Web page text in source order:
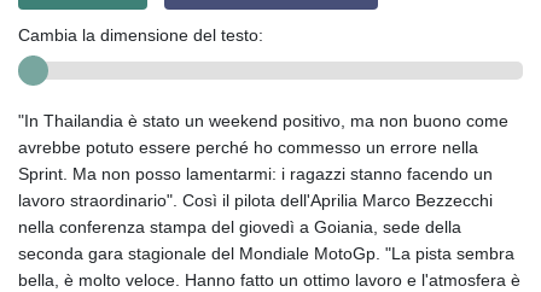
Cambia la dimensione del testo:
"In Thailandia è stato un weekend positivo, ma non buono come
avrebbe potuto essere perché ho commesso un errore nella
Sprint. Ma non posso lamentarmi: i ragazzi stanno facendo un
lavoro straordinario". Così il pilota dell'Aprilia Marco Bezzecchi
nella conferenza stampa del giovedì a Goiania, sede della
seconda gara stagionale del Mondiale MotoGp. "La pista sembra
bella, è molto veloce. Hanno fatto un ottimo lavoro e l'atmosfera è